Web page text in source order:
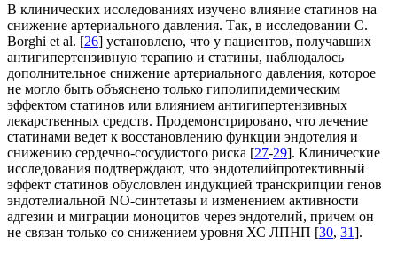
В клинических исследованиях изучено влияние статинов на
снижение артериального давления. Так, в исследовании C.
Borghi et al. [26] установлено, что у пациентов, получавших
антигипертензивную терапию и статины, наблюдалось
дополнительное снижение артериального давления, которое
не могло быть объяснено только гиполипидемическим
эффектом статинов или влиянием антигипертензивных
лекарственных средств. Продемонстрировано, что лечение
статинами ведет к восстановлению функции эндотелия и
снижению сердечно-сосудистого риска [27-29]. Клинические
исследования подтверждают, что эндотелийпротективный
эффект статинов обусловлен индукцией транскрипции генов
эндотелиальной NO-синтетазы и изменением активности
адгезии и миграции моноцитов через эндотелий, причем он
не связан только со снижением уровня ХС ЛПНП [30, 31].